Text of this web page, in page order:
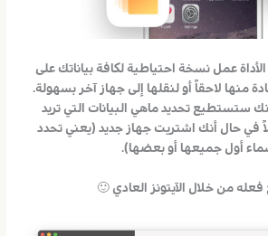
عمل نسخة احتياطية لكافة بياناتك على
منها لاحقاً أو لنقلها إلى جهاز آخر بسهولة.
ستستطيع تحديد ماهي البيانات التي تريد
في حال أنك اشتريت جهاز جديد (يعني تحدد
أول جميعها أو بعضها).
من خلال الآيتونز العادي 🙂